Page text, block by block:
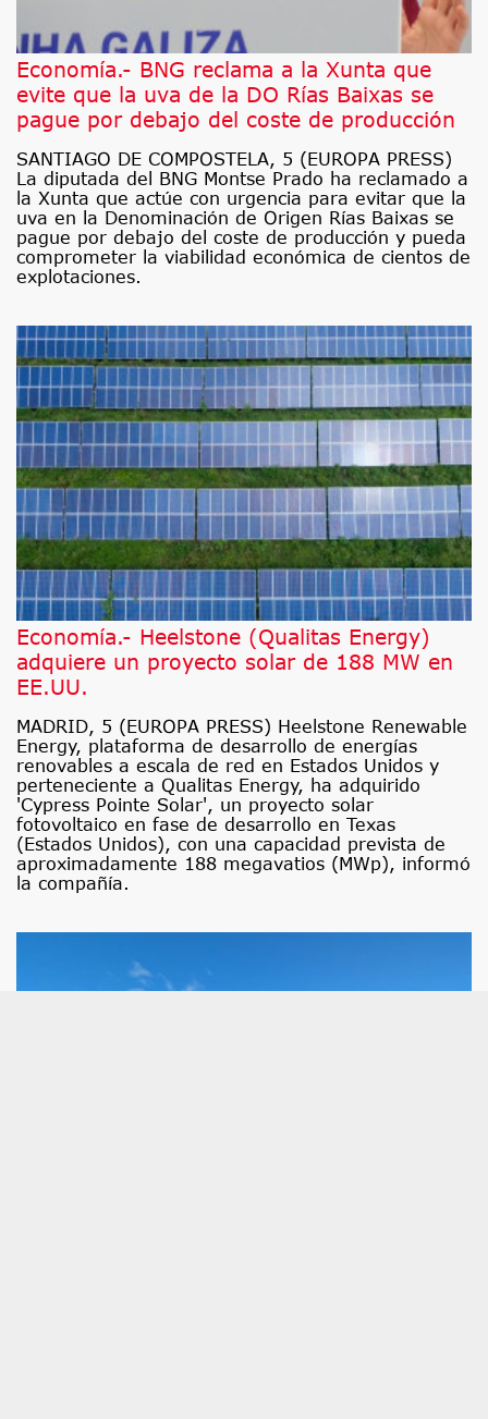
Economía.- BNG reclama a la Xunta que
evite que la uva de la DO Rías Baixas se
pague por debajo del coste de producción
SANTIAGO DE COMPOSTELA, 5 (EUROPA PRESS)
La diputada del BNG Montse Prado ha reclamado a
la Xunta que actúe con urgencia para evitar que la
uva en la Denominación de Origen Rías Baixas se
pague por debajo del coste de producción y pueda
comprometer la viabilidad económica de cientos de
explotaciones.
Economía.- Heelstone (Qualitas Energy)
adquiere un proyecto solar de 188 MW en
EE.UU.
MADRID, 5 (EUROPA PRESS) Heelstone Renewable
Energy, plataforma de desarrollo de energías
renovables a escala de red en Estados Unidos y
perteneciente a Qualitas Energy, ha adquirido
'Cypress Pointe Solar', un proyecto solar
fotovoltaico en fase de desarrollo en Texas
(Estados Unidos), con una capacidad prevista de
aproximadamente 188 megavatios (MWp), informó
la compañía.